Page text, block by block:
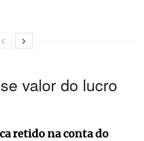
valor do lucro
retido na conta do